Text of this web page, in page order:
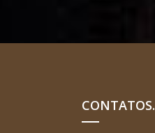
CONTATOS.